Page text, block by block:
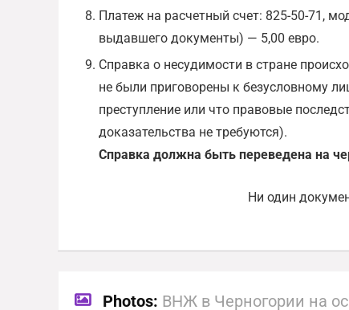
Платеж на расчетный счет: 825-50-71,
выдавшего документы) — 5,00 евро.
Справка о несудимости в стране
не были приговорены к безусловному
преступление или что правовые
доказательства не требуются).
Справка должна быть переведена на
Ни один
Photos: ВНЖ в Черногории на